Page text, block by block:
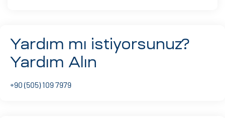
Yardım mı istiyorsunuz?
Yardım Alın
+90 (505) 109 7979